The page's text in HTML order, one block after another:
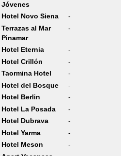
Jóvenes
Hotel Novo Siena
-
Terrazas al Mar
Pinamar
-
Hotel Eternia
-
Hotel Crillón
-
Taormina Hotel
-
Hotel del Bosque
-
Hotel Berlin
-
Hotel La Posada
-
Hotel Dubrava
-
Hotel Yarma
-
Hotel Meson
-